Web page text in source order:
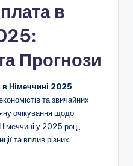
в
Прогнози
в Німеччині 2025
та звичайних
очікування щодо
у 2025 році,
та вплив різних